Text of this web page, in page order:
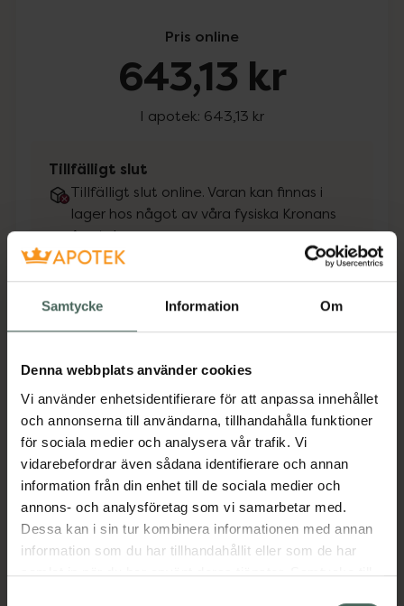
Samtycke Information Om
Denna webbplats använder cookies
Vi använder enhetsidentifierare för att anpassa innehållet
och annonserna till användarna, tillhandahålla funktioner
för sociala medier och analysera vår trafik. Vi
vidarebefordrar även sådana identifierare och annan
information från din enhet till de sociala medier och
annons- och analysföretag som vi samarbetar med.
Dessa kan i sin tur kombinera informationen med annan
information som du har tillhandahållit eller som de har
samlat in när du har använt deras tjänster. Samtycke till
Pris online
643,13 kr
I apotek: 643,13 kr
Tillfälligt slut
Tillfälligt slut online. Varan kan finnas i
lager hos något av våra fysiska Kronans
Apotek.
Se lagerstatus på apotek
Få mejl när varan finns i lager online
villkoren
Spara
Aktuella erbjudanden
Beskrivning Dölj